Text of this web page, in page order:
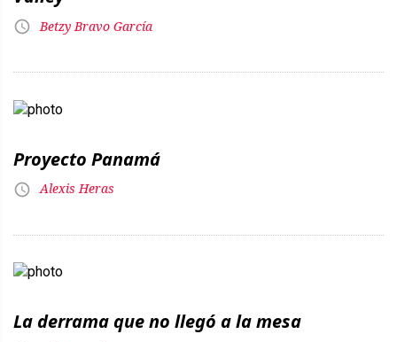
Betzy Bravo García
Proyecto Panamá
Alexis Heras
La derrama que no llegó a la mesa